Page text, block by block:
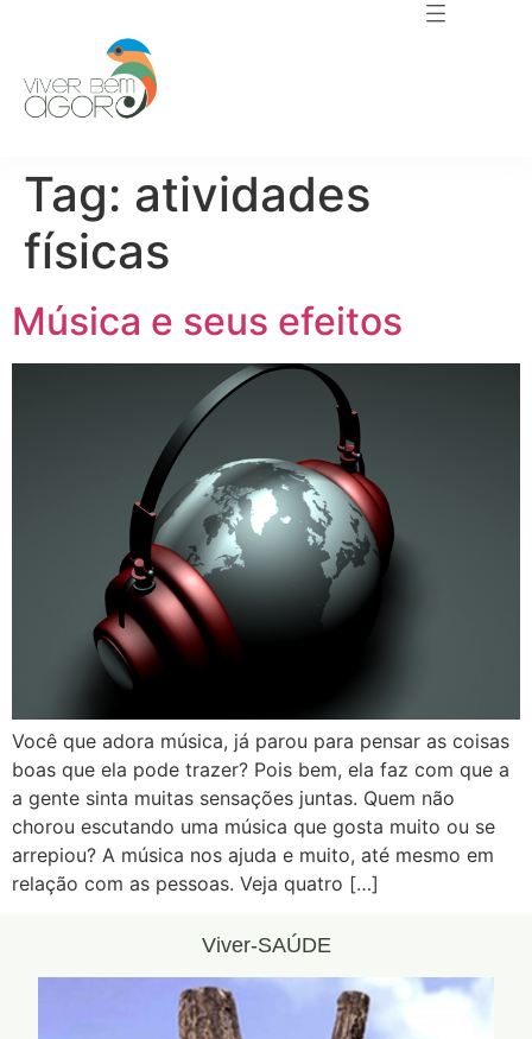
Tag: atividades
físicas
Música e seus efeitos
Você que adora música, já parou para pensar as coisas
boas que ela pode trazer? Pois bem, ela faz com que a
a gente sinta muitas sensações juntas. Quem não
chorou escutando uma música que gosta muito ou se
arrepiou? A música nos ajuda e muito, até mesmo em
relação com as pessoas. Veja quatro […]
Viver-SAÚDE